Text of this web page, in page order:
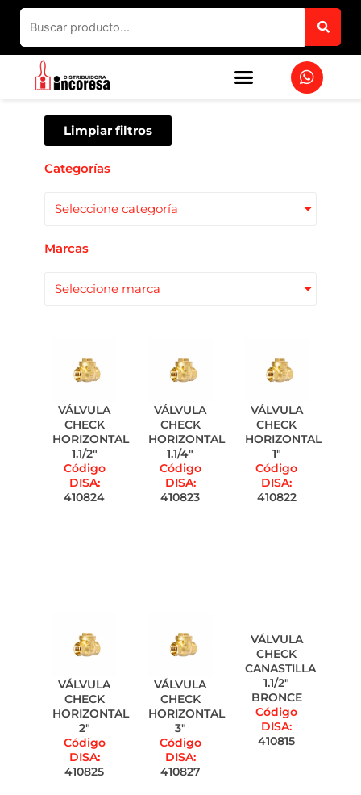
contenido
W
h
Limpiar filtros
Categorías
Seleccione categoría
Marcas
Seleccione marca
VÁLVULA
CHECK
HORIZONTAL
1.1/2"
Código
DISA:
410824
VÁLVULA
CHECK
HORIZONTAL
1.1/4"
Código
DISA:
410823
VÁLVULA
CHECK
HORIZONTAL
1"
Código
DISA:
410822
VÁLVULA
CHECK
HORIZONTAL
2"
Código
DISA:
410825
VÁLVULA
CHECK
HORIZONTAL
3"
Código
DISA:
410827
VÁLVULA
CHECK
CANASTILLA
1.1/2"
BRONCE
Código
DISA:
410815